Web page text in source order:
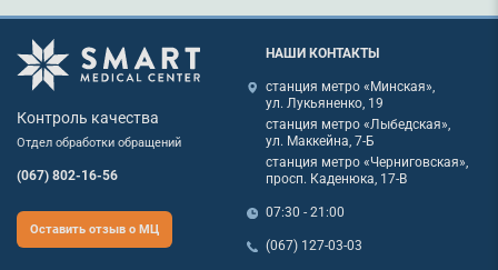
Контроль качества
Отдел обработки обращений
(067) 802-16-56
Оставить отзыв о МЦ
НАШИ КОНТАКТЫ
станция метро «Минская»,
ул. Лукьяненко, 19
станция метро «Лыбедская»,
ул. Маккейна, 7-Б
станция метро «Черниговская»,
просп. Каденюка, 17-В
07:30 - 21:00
(067) 127-03-03